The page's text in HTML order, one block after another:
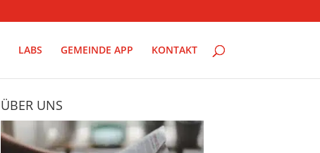
LABS GEMEINDE APP KONTAKT
ÜBER UNS